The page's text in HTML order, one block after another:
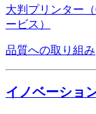
大判プリンター
ービス）
品質への取り組み
イノベーショ